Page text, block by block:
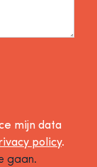
mijn data
policy.
gaan.